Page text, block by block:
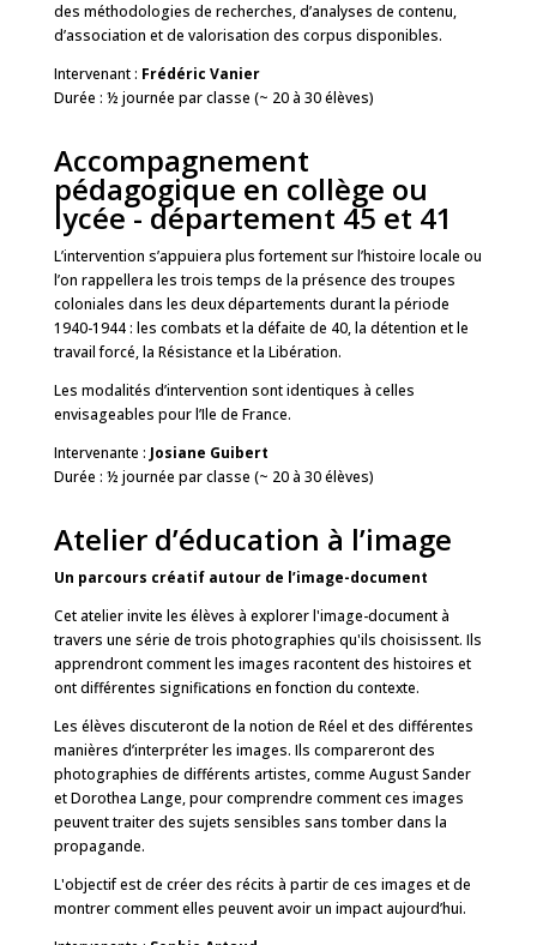
des méthodologies de recherches, d’analyses de contenu,
d’association et de valorisation des corpus disponibles.
Intervenant : Frédéric Vanier
Durée : ½ journée par classe (~ 20 à 30 élèves)
Accompagnement
pédagogique en collège ou
lycée - département 45 et 41
L’intervention s’appuiera plus fortement sur l’histoire locale ou
l’on rappellera les trois temps de la présence des troupes
coloniales dans les deux départements durant la période
1940-1944 : les combats et la défaite de 40, la détention et le
travail forcé, la Résistance et la Libération.
Les modalités d’intervention sont identiques à celles
envisageables pour l’Ile de France.
Intervenante : Josiane Guibert
Durée : ½ journée par classe (~ 20 à 30 élèves)
Atelier d’éducation à l’image
Un parcours créatif autour de l’image-document
Cet atelier invite les élèves à explorer l'image-document à
travers une série de trois photographies qu'ils choisissent. Ils
apprendront comment les images racontent des histoires et
ont différentes significations en fonction du contexte.
Les élèves discuteront de la notion de Réel et des différentes
manières d’interpréter les images. Ils compareront des
photographies de différents artistes, comme August Sander
et Dorothea Lange, pour comprendre comment ces images
peuvent traiter des sujets sensibles sans tomber dans la
propagande.
L'objectif est de créer des récits à partir de ces images et de
montrer comment elles peuvent avoir un impact aujourd’hui.